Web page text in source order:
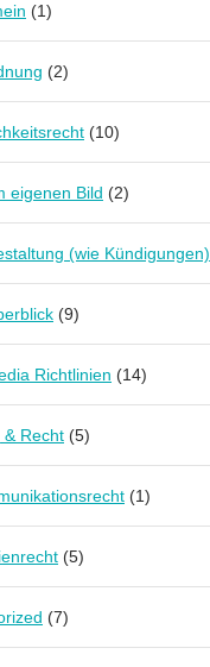
(1)
(2)
(10)
eigenen Bild (2)
(wie Kündigungen)
(9)
Richtlinien (14)
& Recht (5)
(1)
(5)
(7)